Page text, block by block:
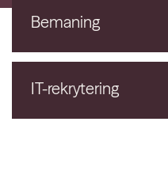
Bemaning
IT-rekrytering